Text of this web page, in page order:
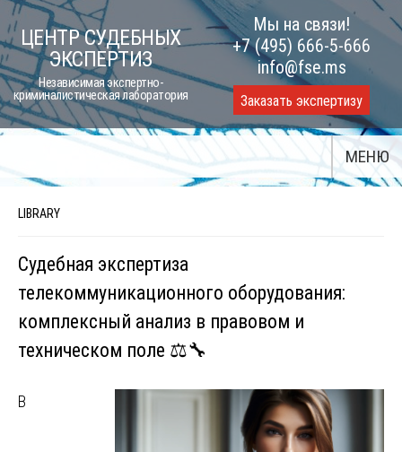
Skip
to
content
ЦЕНТР СУДЕБНЫХ
ЭКСПЕРТИЗ
Независимая экспертно-
криминалистическая лаборатория
Мы на связи!
+7 (495) 666-5-666
info@fse.ms
Заказать экспертизу
МЕНЮ
LIBRARY
Судебная экспертиза
телекоммуникационного оборудования:
комплексный анализ в правовом и
техническом поле ⚖️🔧
В